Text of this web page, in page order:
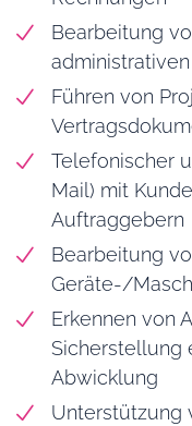
Bearbeitung
Führen von
Telefonischer
Mail) mit
Auftraggebern
Bearbeitung
Geräte-/
Erkennen von
Sicherstellung
Abwicklung
Unterstützung